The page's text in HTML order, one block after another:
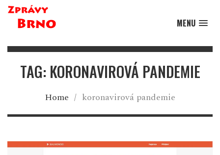
MENU
TAG: KORONAVIROVÁ PANDEMIE
Home / koronavirová pandemie